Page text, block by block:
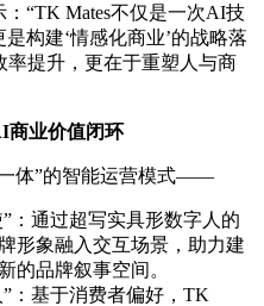
“TK Mates不仅是一次AI技
构建‘情感化商业’的战略落
提升，更在于重塑人与商
商业价值闭环
体”的智能运营模式——
：通过超写实具形数字人的
形象融入交互场景，助力建
的品牌叙事空间。
：基于消费者偏好，TK